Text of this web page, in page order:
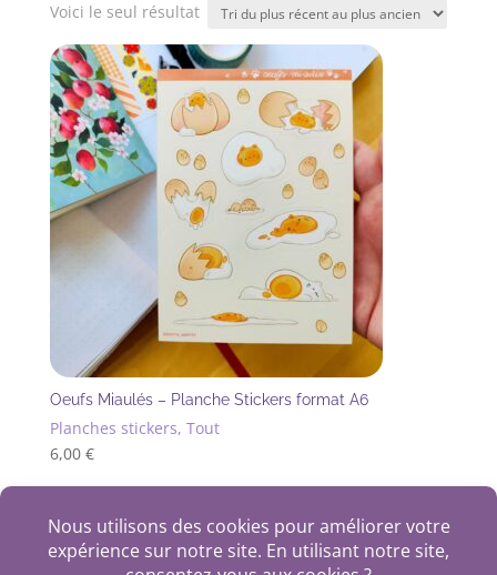
Voici le seul résultat
Oeufs Miaulés – Planche Stickers format A6
Planches stickers, Tout
6,00 €
+